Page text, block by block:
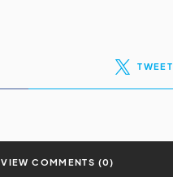
TWEET
VIEW COMMENTS (0)